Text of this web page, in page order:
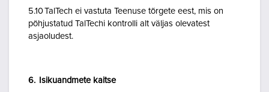
5.10 TalTech ei vastuta Teenuse tõrgete eest, mis on
põhjustatud TalTechi kontrolli alt väljas olevatest
asjaoludest.
6. Isikuandmete kaitse